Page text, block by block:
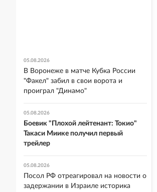
05.08.2026
В Воронеже в матче Кубка России
"Факел" забил в свои ворота и
проиграл "Динамо"
05.08.2026
Боевик "Плохой лейтенант: Токио"
Такаси Миике получил первый
трейлер
05.08.2026
Посол РФ отреагировал на новости о
задержании в Израиле историка